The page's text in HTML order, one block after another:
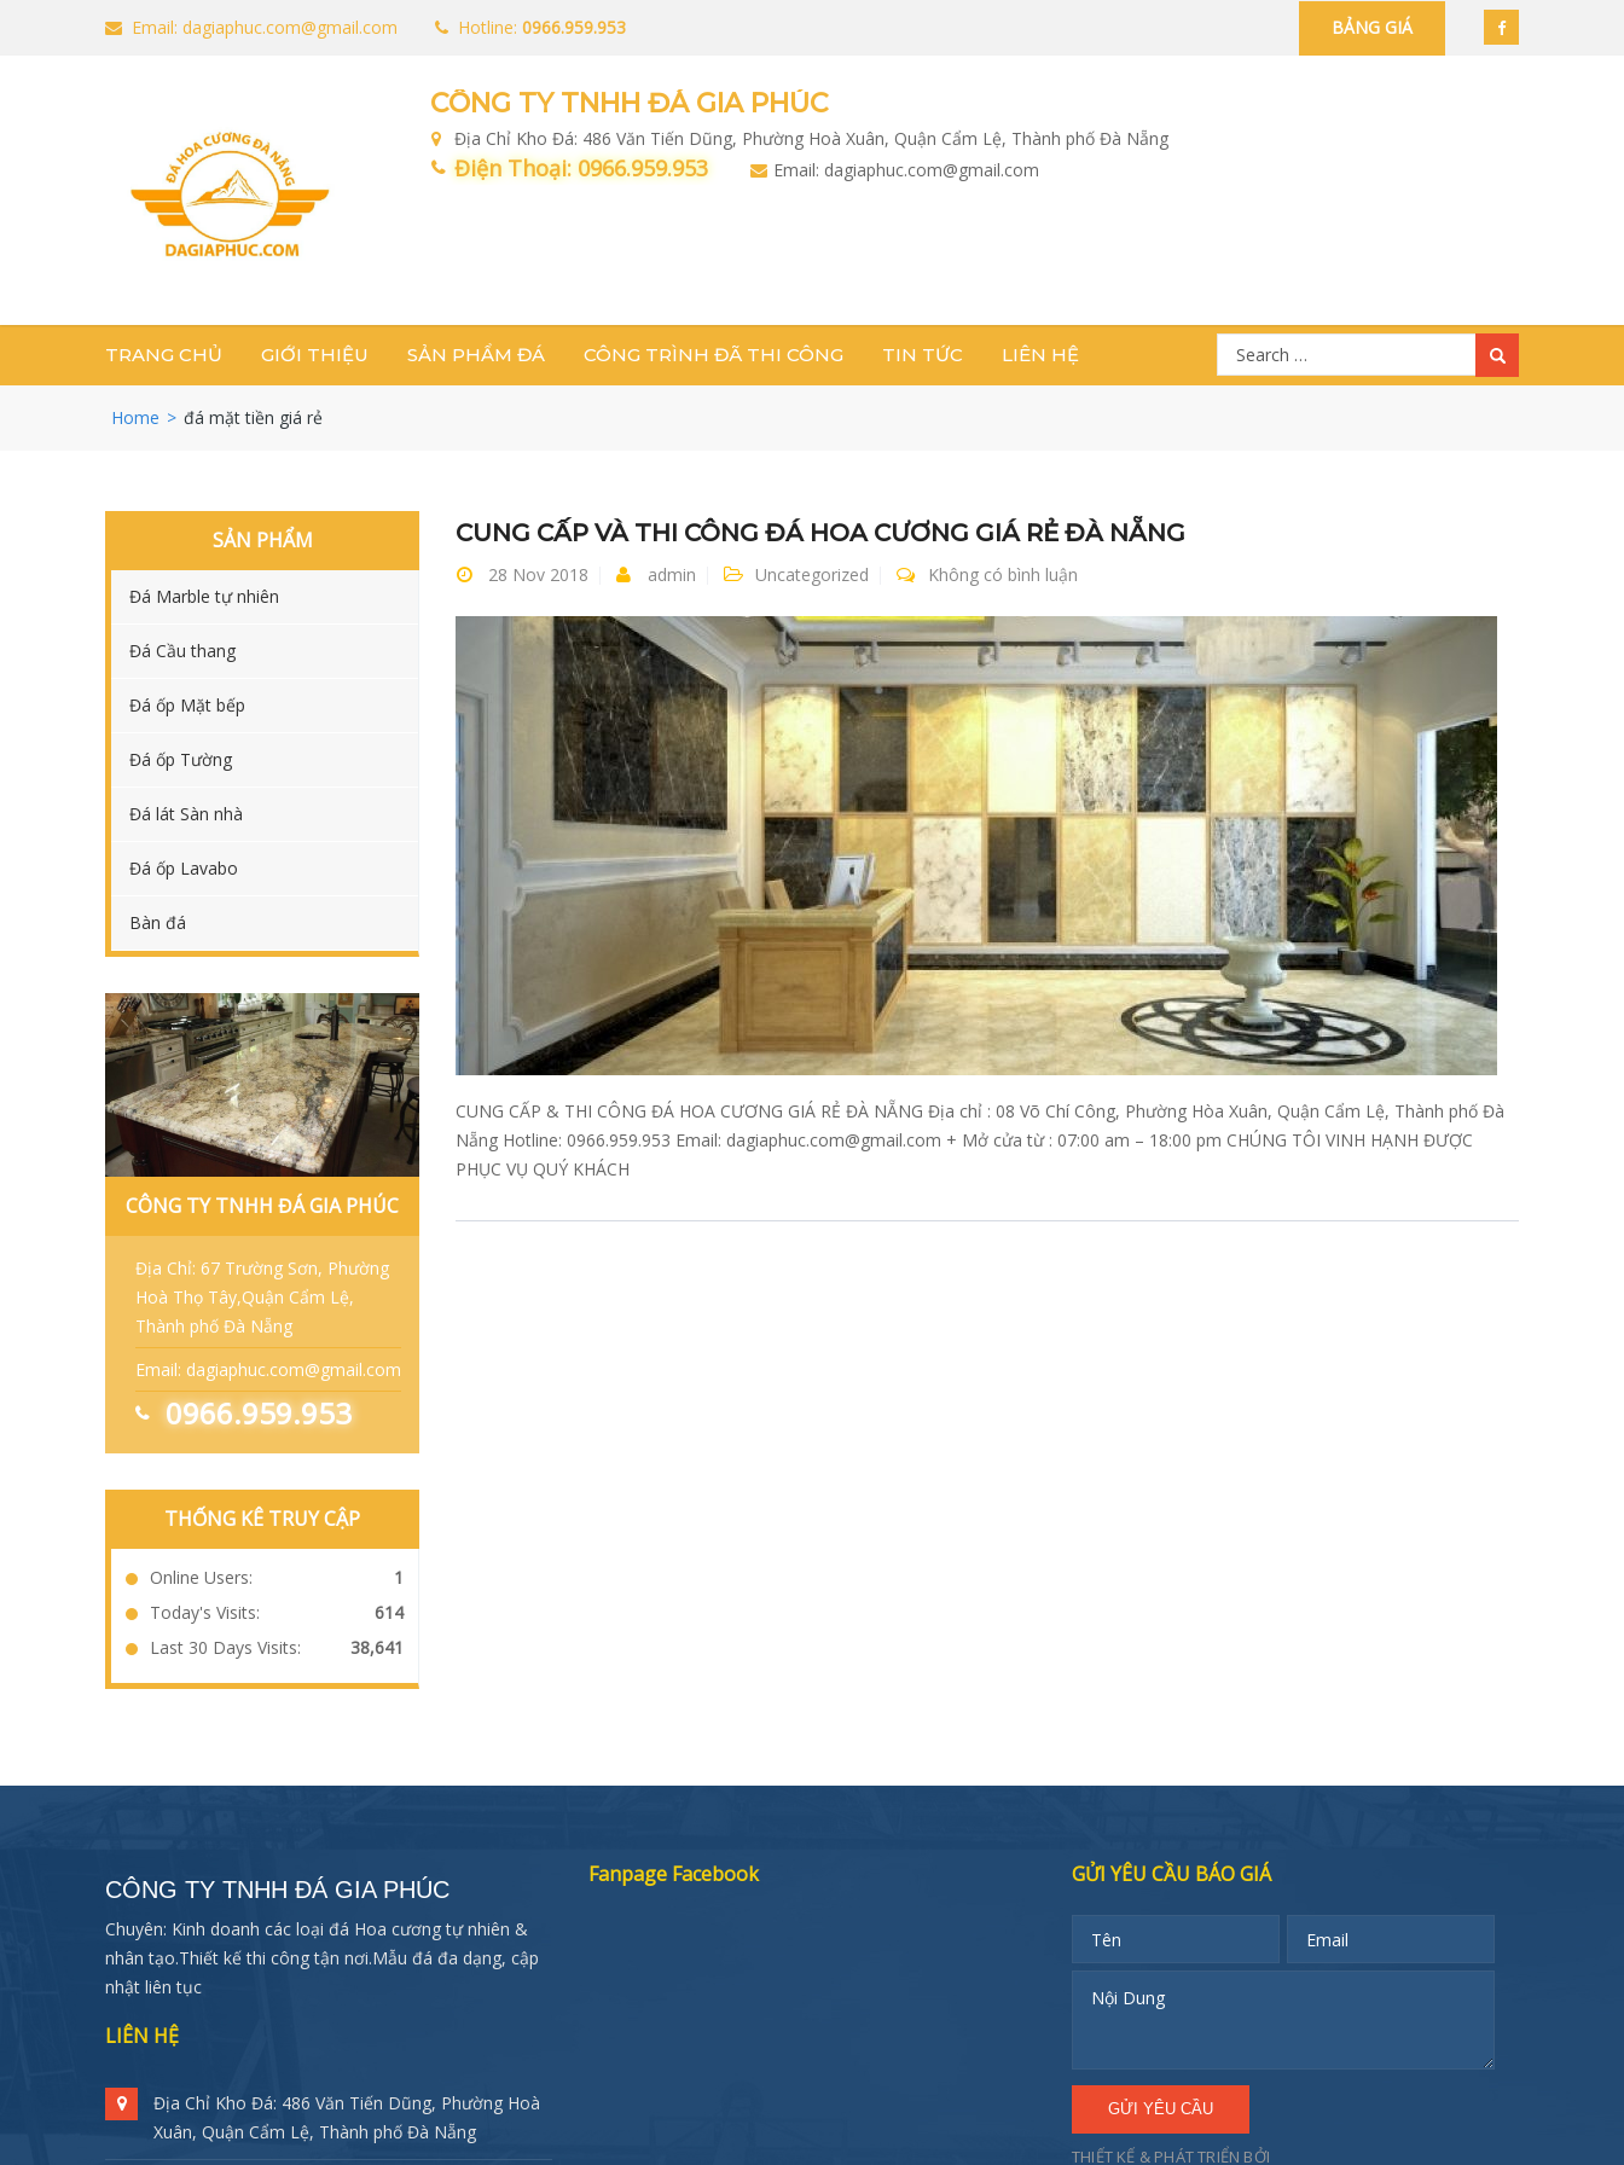
Email: dagiaphuc.com@gmail.com Hotline: 0966.959.953 BẢNG GIÁ
CÔNG TY TNHH ĐÁ GIA PHÚC
Địa Chỉ Kho Đá: 486 Văn Tiến Dũng, Phường Hoà Xuân, Quận Cẩm Lệ, Thành phố Đà Nẵng
Điện Thoại: 0966.959.953 Email: dagiaphuc.com@gmail.com
TRANG CHỦ GIỚI THIỆU SẢN PHẨM ĐÁ CÔNG TRÌNH ĐÃ THI CÔNG TIN TỨC LIÊN HỆ
Search
for:
Home > đá mặt tiền giá rẻ
CUNG CẤP VÀ THI CÔNG ĐÁ HOA CƯƠNG GIÁ RẺ ĐÀ NẴNG
28 Nov 2018 admin Uncategorized Không có bình luận
CUNG CẤP & THI CÔNG ĐÁ HOA CƯƠNG GIÁ RẺ ĐÀ NẴNG Địa chỉ : 08 Võ Chí Công, Phường Hòa Xuân, Quận Cẩm Lệ, Thành phố Đà
Nẵng Hotline: 0966.959.953 Email: dagiaphuc.com@gmail.com + Mở cửa từ : 07:00 am – 18:00 pm CHÚNG TÔI VINH HẠNH ĐƯỢC
PHỤC VỤ QUÝ KHÁCH
SẢN PHẨM
Đá Marble tự nhiên
Đá Cầu thang
Đá ốp Mặt bếp
Đá ốp Tường
Đá lát Sàn nhà
Đá ốp Lavabo
Bàn đá
CÔNG TY TNHH ĐÁ GIA PHÚC
Địa Chỉ: 67 Trường Sơn, Phường
Hoà Thọ Tây,Quận Cẩm Lệ,
Thành phố Đà Nẵng
Email: dagiaphuc.com@gmail.com
0966.959.953
THỐNG KÊ TRUY CẬP
Online Users:
1
Today's Visits:
614
Last 30 Days Visits:
38,641
CÔNG TY TNHH ĐÁ GIA PHÚC
Chuyên: Kinh doanh các loại đá Hoa cương tự nhiên &
nhân tạo.Thiết kế thi công tận nơi.Mẫu đá đa dạng, cập
nhật liên tục
LIÊN HỆ
Địa Chỉ Kho Đá: 486 Văn Tiến Dũng, Phường Hoà
Xuân, Quận Cẩm Lệ, Thành phố Đà Nẵng
Fanpage Facebook GỬI YÊU CẦU BÁO GIÁ
THIẾT KẾ & PHÁT TRIỂN BỞI